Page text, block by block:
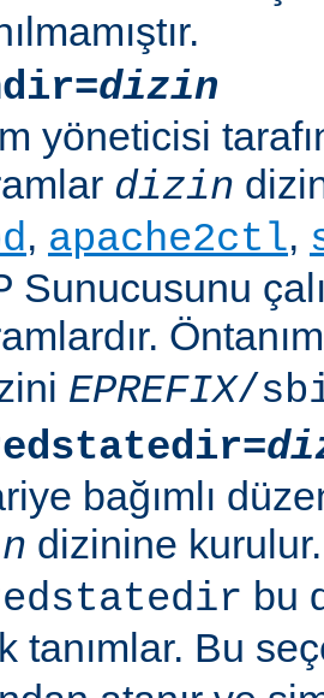
dizin
yöneticisi
dizin
, apache2ctl,
Sunucusunu
EPREFIX/
bağımlı
dizinine
bu
tanımlar. Bu